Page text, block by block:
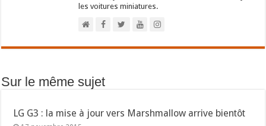
les voitures miniatures.
Sur le même sujet
LG G3 : la mise à jour vers Marshmallow arrive bientôt